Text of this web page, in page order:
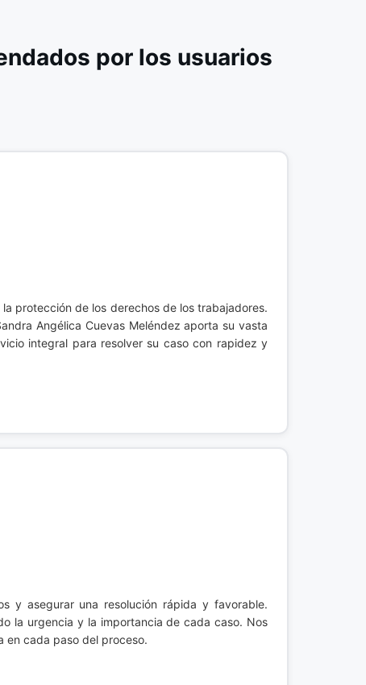
por los usuarios
protección de los derechos de los trabajadores.
Angélica Cuevas Meléndez aporta su vasta
integral para resolver su caso con rapidez y
y asegurar una resolución rápida y favorable.
la urgencia y la importancia de cada caso. Nos
en cada paso del proceso.